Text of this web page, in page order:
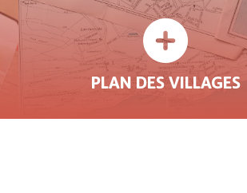
PLAN DES VILLAGES